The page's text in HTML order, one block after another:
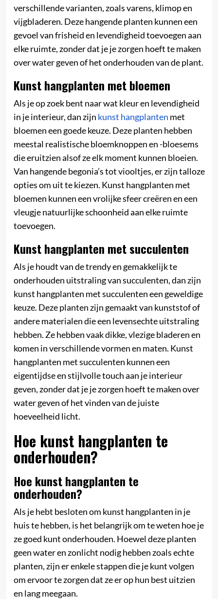
verschillende varianten, zoals varens, klimop en
vijgbladeren. Deze hangende planten kunnen een
gevoel van frisheid en levendigheid toevoegen aan
elke ruimte, zonder dat je je zorgen hoeft te maken
over water geven of het onderhouden van de plant.
Kunst hangplanten met bloemen
Als je op zoek bent naar wat kleur en levendigheid
in je interieur, dan zijn kunst hangplanten met
bloemen een goede keuze. Deze planten hebben
meestal realistische bloemknoppen en -bloesems
die eruitzien alsof ze elk moment kunnen bloeien.
Van hangende begonia’s tot viooltjes, er zijn talloze
opties om uit te kiezen. Kunst hangplanten met
bloemen kunnen een vrolijke sfeer creëren en een
vleugje natuurlijke schoonheid aan elke ruimte
toevoegen.
Kunst hangplanten met succulenten
Als je houdt van de trendy en gemakkelijk te
onderhouden uitstraling van succulenten, dan zijn
kunst hangplanten met succulenten een geweldige
keuze. Deze planten zijn gemaakt van kunststof of
andere materialen die een levensechte uitstraling
hebben. Ze hebben vaak dikke, vlezige bladeren en
komen in verschillende vormen en maten. Kunst
hangplanten met succulenten kunnen een
eigentijdse en stijlvolle touch aan je interieur
geven, zonder dat je je zorgen hoeft te maken over
water geven of het vinden van de juiste
hoeveelheid licht.
Hoe kunst hangplanten te
onderhouden?
Hoe kunst hangplanten te
onderhouden?
Als je hebt besloten om kunst hangplanten in je
huis te hebben, is het belangrijk om te weten hoe je
ze goed kunt onderhouden. Hoewel deze planten
geen water en zonlicht nodig hebben zoals echte
planten, zijn er enkele stappen die je kunt volgen
om ervoor te zorgen dat ze er op hun best uitzien
en lang meegaan.